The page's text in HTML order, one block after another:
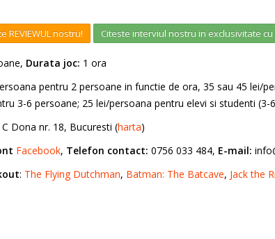
REVIEWUL nostru! Citeste interviul nostru in exclusivitate
Durata joc: 1 ora
pentru 2 persoane in functie de ora, 35 sau 45
3-6 persoane; 25 lei/persoana pentru elevi si studenti (3-
Dona nr. 18, Bucuresti (harta)
Facebook, Telefon contact: 0756 033 484, E-mail:
: The Flying Dutchman, Batman: The Batcave, Jack the